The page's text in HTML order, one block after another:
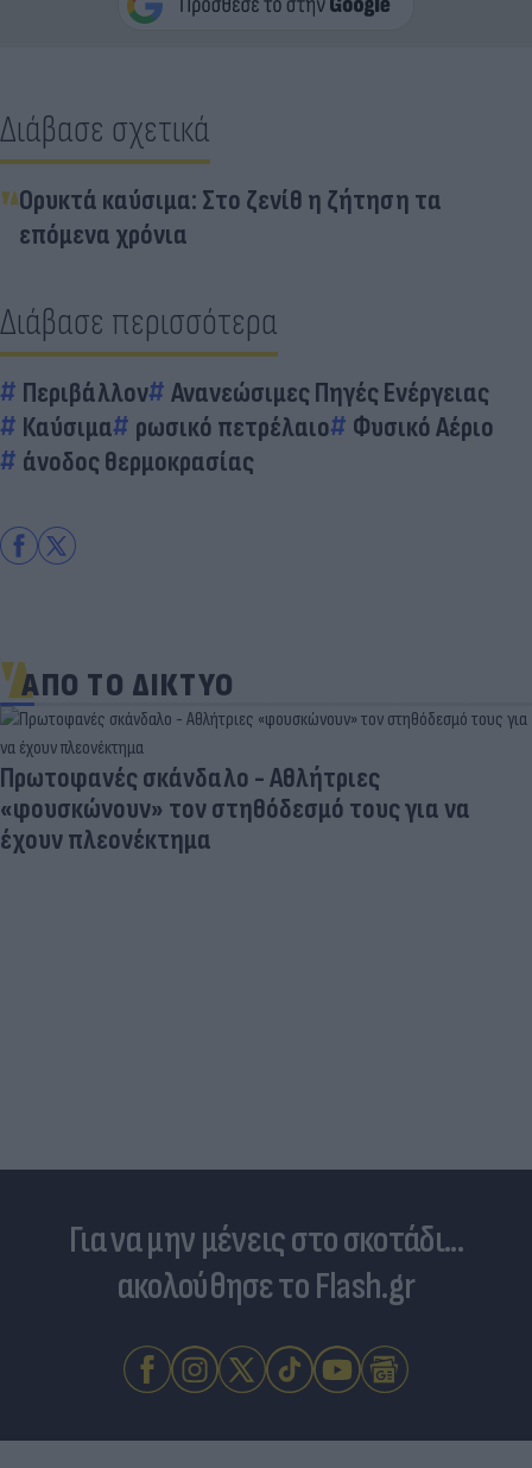
Διάβασε σχετικά
Ορυκτά καύσιμα: Στο ζενίθ η ζήτηση τα
επόμενα χρόνια
Διάβασε περισσότερα
Περιβάλλον
Ανανεώσιμες Πηγές Ενέργειας
Καύσιμα
ρωσικό πετρέλαιο
Φυσικό Αέριο
άνοδος θερμοκρασίας
ΑΠΟ ΤΟ ΔΙΚΤΥΟ
Πρωτοφανές σκάνδαλο - Aθλήτριες
«φουσκώνουν» τον στηθόδεσμό τους για να
έχουν πλεονέκτημα
Για να μην μένεις στο σκοτάδι...
ακολούθησε το Flash.gr